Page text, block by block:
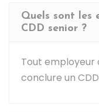
Quels sont les
CDD senior ?
Tout employeur
conclure un CDD